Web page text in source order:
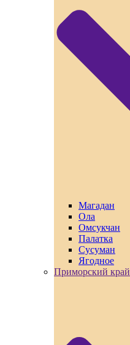
Магадан
Ола
Омсукчан
Палатка
Сусуман
Ягодное
Приморский край